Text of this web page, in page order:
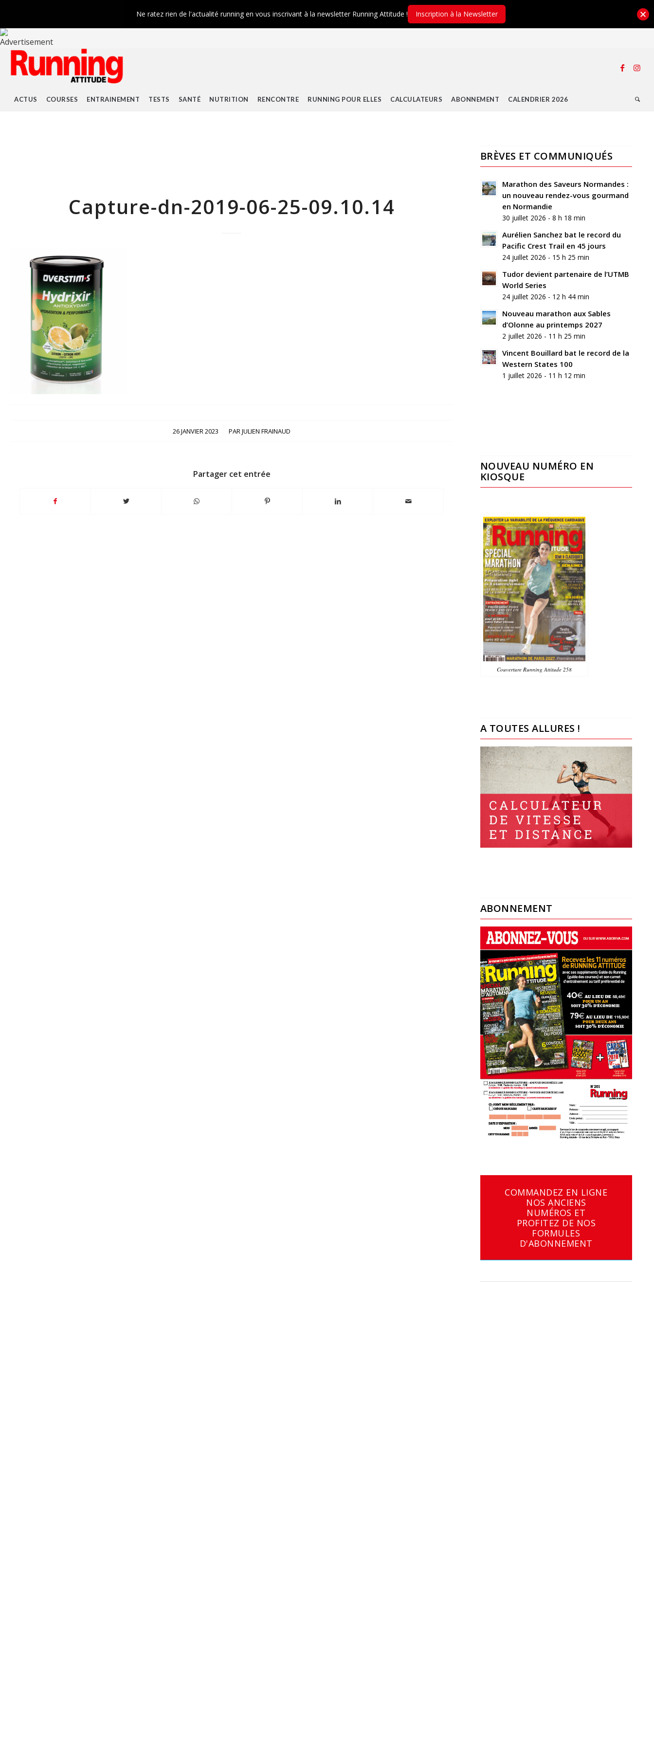
ACTUS COURSES ENTRAINEMENT TESTS SANTÉ NUTRITION RENCONTRE RUNNING POUR ELLES CALCULATEURS ABONNEMENT CALENDRIER 2026
Capture-dn-2019-06-25-09.10.14
26 JANVIER 2023
/ PARJULIEN FRAINAUD
Partager cet entrée
BRÈVES ET COMMUNIQUÉS
Marathon des Saveurs Normandes :
un nouveau rendez-vous gourmand
en Normandie
30 juillet 2026 - 8 h 18 min
Aurélien Sanchez bat le record du
Pacific Crest Trail en 45 jours
24 juillet 2026 - 15 h 25 min
Tudor devient partenaire de l’UTMB
World Series
24 juillet 2026 - 12 h 44 min
Nouveau marathon aux Sables
d’Olonne au printemps 2027
2 juillet 2026 - 11 h 25 min
Vincent Bouillard bat le record de la
Western States 100
1 juillet 2026 - 11 h 12 min
NOUVEAU NUMÉRO EN
KIOSQUE
Couverture Running Attitude 258
A TOUTES ALLURES !
ABONNEMENT
COMMANDEZ EN LIGNE
NOS ANCIENS
NUMÉROS ET
PROFITEZ DE NOS
FORMULES
D'ABONNEMENT
Ne ratez rien de l'actualité running en vous inscrivant à la newsletter Running Attitude ! Inscription à la Newsletter